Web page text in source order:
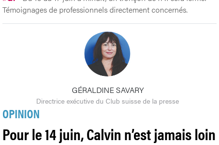
Témoignages de professionnels directement concernés.
GÉRALDINE SAVARY
Directrice exécutive du Club suisse de la presse
OPINION
Pour le 14 juin, Calvin n’est jamais loin